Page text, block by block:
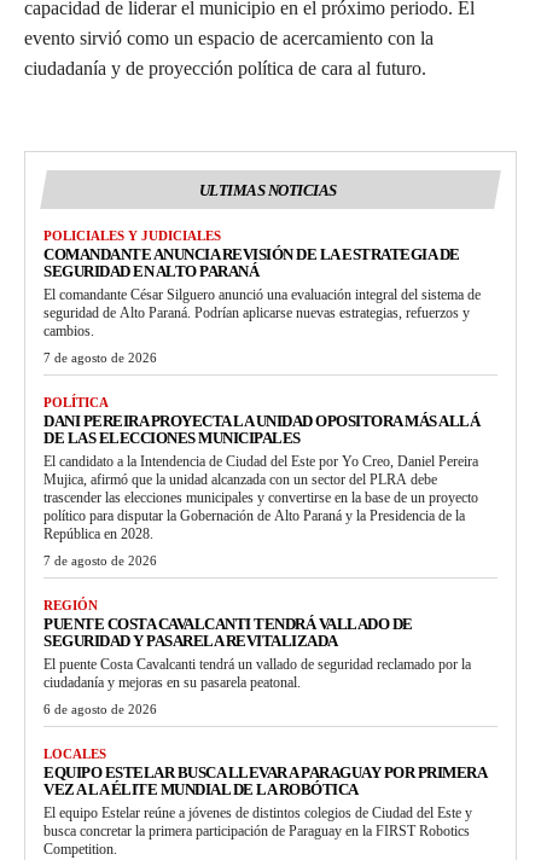
capacidad de liderar el municipio en el próximo periodo. El
evento sirvió como un espacio de acercamiento con la
ciudadanía y de proyección política de cara al futuro.
ULTIMAS NOTICIAS
POLICIALES Y JUDICIALES
COMANDANTE ANUNCIA REVISIÓN DE LA ESTRATEGIA DE
SEGURIDAD EN ALTO PARANÁ
El comandante César Silguero anunció una evaluación integral del sistema de
seguridad de Alto Paraná. Podrían aplicarse nuevas estrategias, refuerzos y
cambios.
7 de agosto de 2026
POLÍTICA
DANI PEREIRA PROYECTA LA UNIDAD OPOSITORA MÁS ALLÁ
DE LAS ELECCIONES MUNICIPALES
El candidato a la Intendencia de Ciudad del Este por Yo Creo, Daniel Pereira
Mujica, afirmó que la unidad alcanzada con un sector del PLRA debe
trascender las elecciones municipales y convertirse en la base de un proyecto
político para disputar la Gobernación de Alto Paraná y la Presidencia de la
República en 2028.
7 de agosto de 2026
REGIÓN
PUENTE COSTA CAVALCANTI TENDRÁ VALLADO DE
SEGURIDAD Y PASARELA REVITALIZADA
El puente Costa Cavalcanti tendrá un vallado de seguridad reclamado por la
ciudadanía y mejoras en su pasarela peatonal.
6 de agosto de 2026
LOCALES
EQUIPO ESTELAR BUSCA LLEVAR A PARAGUAY POR PRIMERA
VEZ A LA ÉLITE MUNDIAL DE LA ROBÓTICA
El equipo Estelar reúne a jóvenes de distintos colegios de Ciudad del Este y
busca concretar la primera participación de Paraguay en la FIRST Robotics
Competition.